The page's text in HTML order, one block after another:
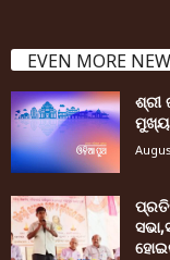
EVEN MORE
ଶ୍ରୀ